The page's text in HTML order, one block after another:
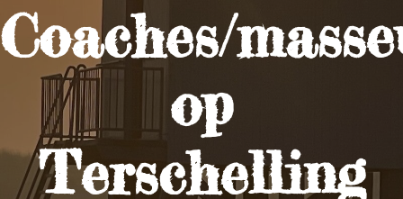
Coaches/
op
Terschelling